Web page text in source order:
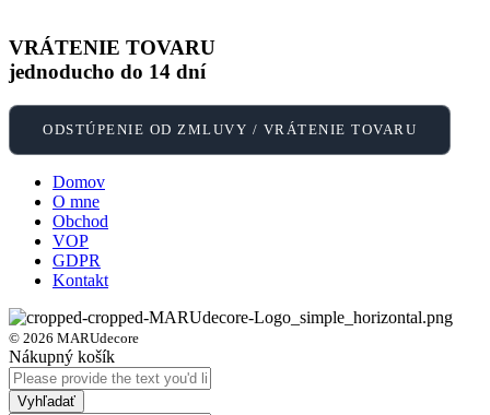
VRÁTENIE TOVARU
jednoducho do 14 dní
ODSTÚPENIE OD ZMLUVY / VRÁTENIE TOVARU
Domov
O mne
Obchod
VOP
GDPR
Kontakt
© 2026 MARUdecore
Nákupný košík